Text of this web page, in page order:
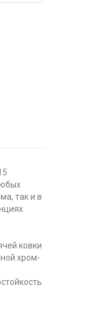
так и в
ковки
хром-